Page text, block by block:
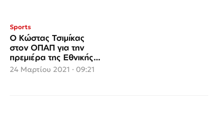
Sports
Ο Κώστας Τσιμίκας
στον ΟΠΑΠ για την
πρεμιέρα της Εθνικής
Ομάδας στο Παγκόσμιο
Κύπελλο (video)
24 Μαρτίου 2021 · 09:21